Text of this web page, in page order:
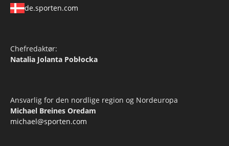
de.sporten.com
Chefredaktør:
Natalia Jolanta Pobłocka
Ansvarlig for den nordlige region og Nordeuropa
Michael Breines Oredam
michael@sporten.com